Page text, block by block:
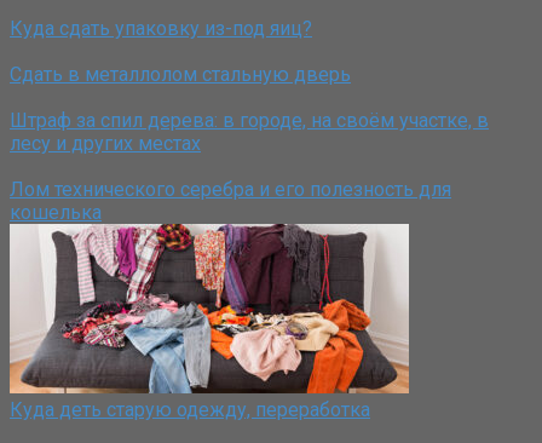
Куда сдать упаковку из-под яиц?
Сдать в металлолом стальную дверь
Штраф за спил дерева: в городе, на своём участке, в
лесу и других местах
Лом технического серебра и его полезность для
кошелька
Куда деть старую одежду, переработка